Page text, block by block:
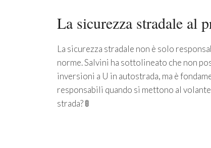
La sicurezza stradale al
La sicurezza stradale non è solo
norme. Salvini ha sottolineato che non
inversioni a U in autostrada, ma è
responsabili quando si mettono al
strada? 🚦